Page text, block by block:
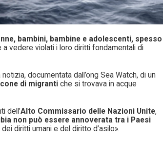
bambini, bambine e adolescenti, spesso
a vedere violati i loro diritti fondamentali di
documentata dall’ong Sea Watch, di un
di migranti che si trovava in acque
dell’Alto Commissario delle Nazioni Unite,
non può essere annoverata tra i Paesi
diritti umani e del diritto d’asilo».